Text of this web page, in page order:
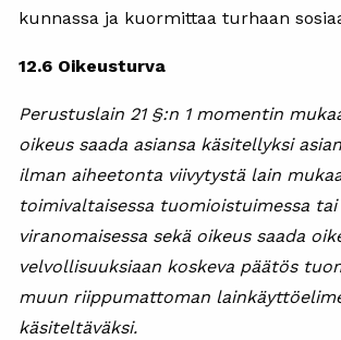
kunnassa ja kuormittaa turhaan
12.6 Oikeusturva
Perustuslain 21 §:n 1 momentin
oikeus saada asiansa käsitellyksi
ilman aiheetonta viivytystä lain
toimivaltaisessa tuomioistuimessa tai
viranomaisessa sekä oikeus saada
velvollisuuksiaan koskeva päätös
muun riippumattoman
käsiteltäväksi.